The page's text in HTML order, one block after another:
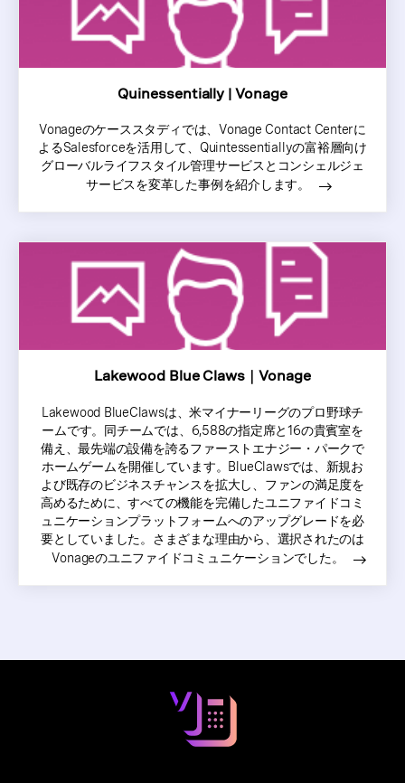
Quinessentially | Vonage
Vonageのケーススタディでは、Vonage Contact Centerに
よるSalesforceを活用して、Quintessentiallyの富裕層向け
グローバルライフスタイル管理サービスとコンシェルジェ
サービスを変革した事例を紹介します。
Lakewood Blue Claws｜Vonage
Lakewood BlueClawsは、米マイナーリーグのプロ野球チ
ームです。同チームでは、6,588の指定席と16の貴賓室を
備え、最先端の設備を誇るファーストエナジー・パークで
ホームゲームを開催しています。BlueClawsでは、新規お
よび既存のビジネスチャンスを拡大し、ファンの満足度を
高めるために、すべての機能を完備したユニファイドコミ
ュニケーションプラットフォームへのアップグレードを必
要としていました。さまざまな理由から、選択されたのは
Vonageのユニファイドコミュニケーションでした。